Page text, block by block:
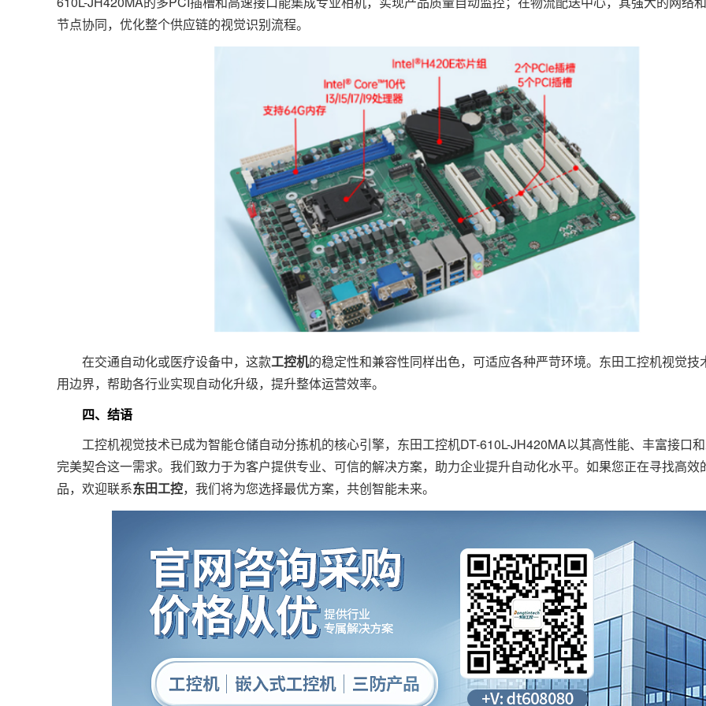
节点协同，优化整个供应链的视觉识别流程。
在交通自动化或医疗设备中，这款工控机的稳定性和兼容性同样出色，可适应各种严苛环境。东田工控机视觉技
用边界，帮助各行业实现自动化升级，提升整体运营效率。
四、结语
工控机视觉技术已成为智能仓储自动分拣机的核心引擎，东田工控机DT-610L-JH420MA以其高性能、丰富接口和
完美契合这一需求。我们致力于为客户提供专业、可信的解决方案，助力企业提升自动化水平。如果您正在寻找高效
品，欢迎联系东田工控，我们将为您选择最优方案，共创智能未来。